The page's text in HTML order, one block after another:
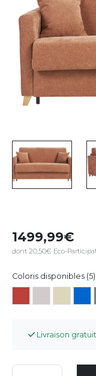
1499,99
dont 20,50€ Eco-
Coloris disponibles (5)
Livraison